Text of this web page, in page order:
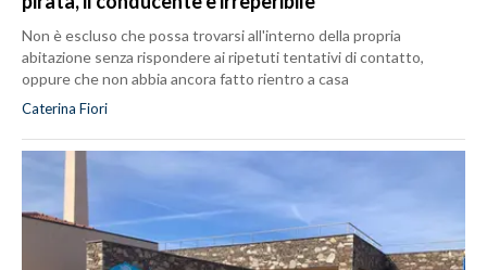
Non è escluso che possa trovarsi all'interno della propria
abitazione senza rispondere ai ripetuti tentativi di contatto,
oppure che non abbia ancora fatto rientro a casa
Caterina Fiori